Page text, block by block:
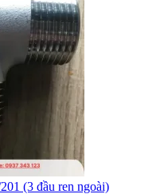
(3 đầu ren ngoài)